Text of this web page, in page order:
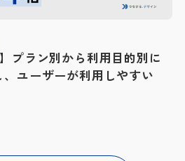
プラン別から利用目的別に
ユーザーが利用しやすい